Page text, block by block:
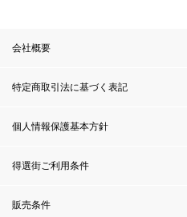
会社概要
特定商取引法に基づく表記
個人情報保護基本方針
得選街ご利用条件
販売条件